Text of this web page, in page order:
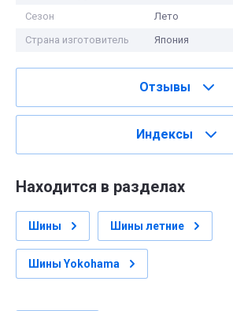
Сезон
Лето
Страна изготовитель
Япония
Отзывы
Индексы
Находится в разделах
Шины Шины летние
Шины Yokohama